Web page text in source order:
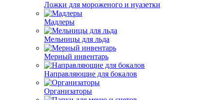
Ложки для мороженого и нуазетки
Мадлеры
Мельницы для льда
Мерный инвентарь
Направляющие для бокалов
Организаторы